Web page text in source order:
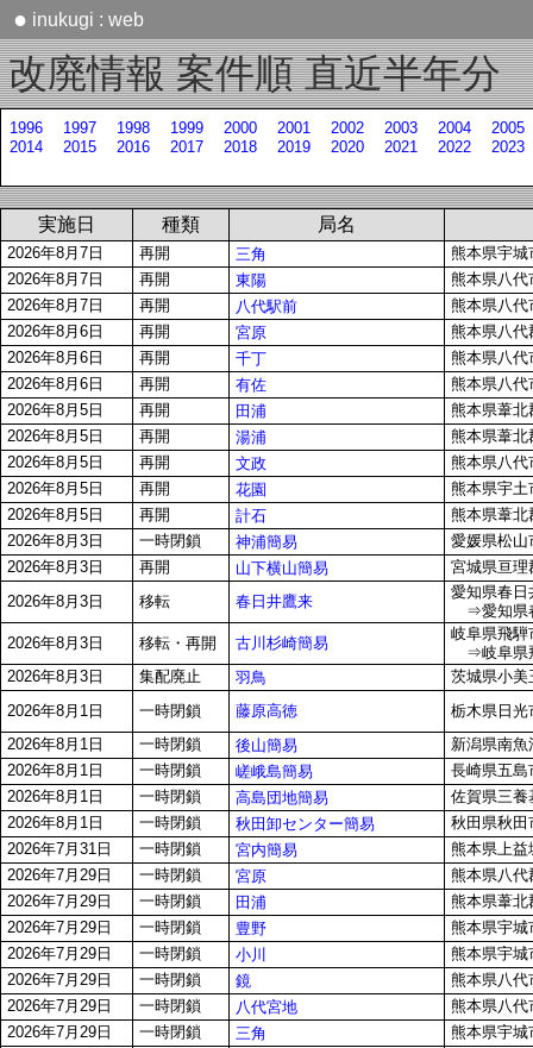
● inukugi : web
改廃情報 案件順 直近半年分
1996 1997 1998 1999 2000 2001 2002 2003 2004
2005
2014
2015 2016 2017 2018 2019 2020 2021 2022 2023
実施日 種類 局名
2026年8月7日 再開 三角
熊本県宇城
2026年8月7日
再開 東陽
熊本県八代
2026年8月7日
再開 八代駅前
熊本県八代
2026年8月6日
再開 宮原
熊本県八代
2026年8月6日
再開 千丁
熊本県八代
2026年8月6日
再開 有佐
熊本県八代
2026年8月5日
再開 田浦
熊本県葦北
2026年8月5日
再開 湯浦
熊本県葦北
2026年8月5日
再開 文政
熊本県八代
2026年8月5日
再開 花園
熊本県宇土
2026年8月5日
再開 計石
熊本県葦北
2026年8月3日
一時閉鎖 神浦簡易
愛媛県松山
2026年8月3日
再開 山下横山簡易
宮城県亘理
2026年8月3日
移転 春日井鷹来
愛知県春日
⇒愛知県
2026年8月3日
移転・再開 古川杉崎簡易
岐阜県飛騨
⇒岐阜県
2026年8月3日
集配廃止 羽鳥
茨城県小美
2026年8月1日
一時閉鎖 藤原高徳
栃木県日光
2026年8月1日
一時閉鎖 後山簡易
新潟県南
2026年8月1日
一時閉鎖 嵯峨島簡易
長崎県五島
2026年8月1日
一時閉鎖 高島団地簡易
佐賀県三養
2026年8月1日
一時閉鎖 秋田卸センター簡易
秋田県秋田
2026年7月31日
一時閉鎖 宮内簡易
熊本県上益
2026年7月29日
一時閉鎖 宮原
熊本県八代
2026年7月29日
一時閉鎖 田浦
熊本県葦北
2026年7月29日
一時閉鎖 豊野
熊本県宇城
2026年7月29日
一時閉鎖 小川
熊本県宇城
2026年7月29日
一時閉鎖 鏡
熊本県八代
2026年7月29日
一時閉鎖 八代宮地
熊本県八代
2026年7月29日
一時閉鎖 三角
熊本県宇城